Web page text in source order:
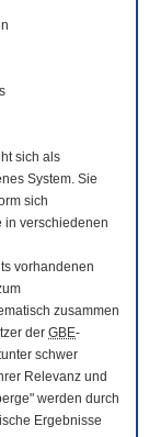
sich als
System. Sie
sich
in verschiedenen
vorhandenen
zusammen
der GBE-
schwer
Relevanz und
werden durch
Ergebnisse